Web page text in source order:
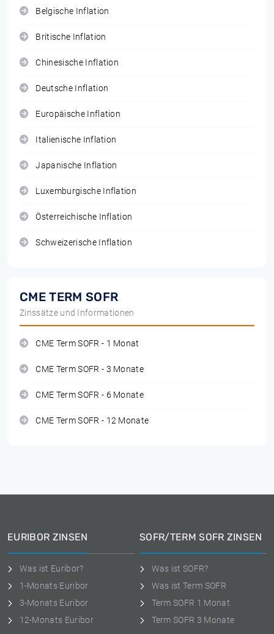
Belgische Inflation
Britische Inflation
Chinesische Inflation
Deutsche Inflation
Europäische Inflation
Italienische Inflation
Japanische Inflation
Luxemburgische Inflation
Österreichische Inflation
Schweizerische Inflation
CME TERM SOFR
Zinssätze und Informationen
CME Term SOFR - 1 Monat
CME Term SOFR - 3 Monate
CME Term SOFR - 6 Monate
CME Term SOFR - 12 Monate
EURIBOR ZINSEN
Was ist Euribor?
1-Monats Euribor
3-Monats Euribor
12-Monats Euribor
SOFR/TERM SOFR ZINSEN
Was ist SOFR?
Was ist Term SOFR
Term SOFR 1 Monat
Term SOFR 3 Monate